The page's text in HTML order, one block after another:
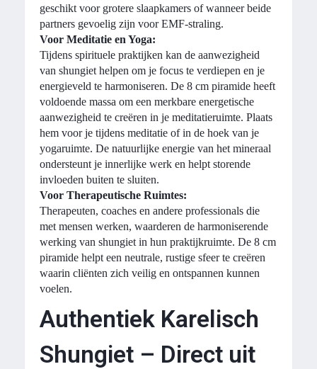
geschikt voor grotere slaapkamers of wanneer beide
partners gevoelig zijn voor EMF-straling.
Voor Meditatie en Yoga:
Tijdens spirituele praktijken kan de aanwezigheid
van shungiet helpen om je focus te verdiepen en je
energieveld te harmoniseren. De 8 cm piramide heeft
voldoende massa om een merkbare energetische
aanwezigheid te creëren in je meditatieruimte. Plaats
hem voor je tijdens meditatie of in de hoek van je
yogaruimte. De natuurlijke energie van het mineraal
ondersteunt je innerlijke werk en helpt storende
invloeden buiten te sluiten.
Voor Therapeutische Ruimtes:
Therapeuten, coaches en andere professionals die
met mensen werken, waarderen de harmoniserende
werking van shungiet in hun praktijkruimte. De 8 cm
piramide helpt een neutrale, rustige sfeer te creëren
waarin cliënten zich veilig en ontspannen kunnen
voelen.
Authentiek Karelisch
Shungiet – Direct uit